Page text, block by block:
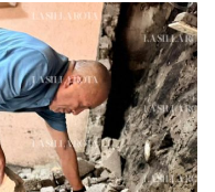
continúan
Con escobas,
calles que sigue
después de